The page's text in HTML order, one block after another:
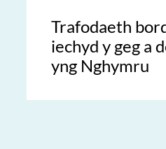
Trafodaeth
iechyd y geg a
yng Nghymru